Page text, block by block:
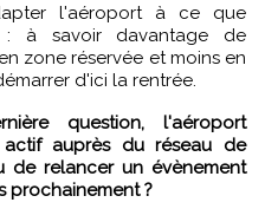
l'aéroport à ce que
: à savoir davantage de
zone réservée et moins en
d'ici la rentrée.
actif auprès du réseau de
de relancer un évènement
prochainement ?